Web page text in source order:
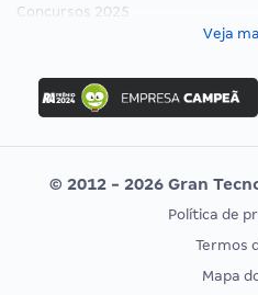
Concursos 2025
Concurso Ibama
Concurso MPU
Editais publicados
CONCURSOS POR PROFISSÃO
Veja
© 2012 - 2026 Gran
Política de
Termos
Mapa